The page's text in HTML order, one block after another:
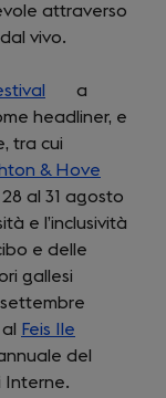
attraverso
vivo.
(opens
in
a
new
tab)
a
headliner, e
tra cui
& Hove
al 31 agosto
e l’inclusività
e delle
gallesi
settembre
Feis Ile
in
del
Interne.